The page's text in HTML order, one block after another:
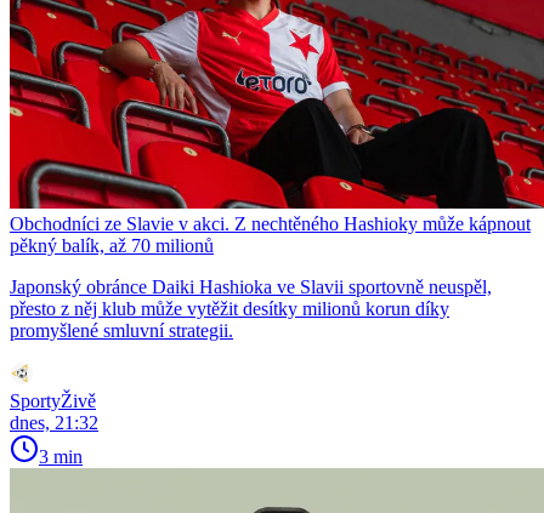
Obchodníci ze Slavie v akci. Z nechtěného Hashioky může kápnout
pěkný balík, až 70 milionů
Japonský obránce Daiki Hashioka ve Slavii sportovně neuspěl,
přesto z něj klub může vytěžit desítky milionů korun díky
promyšlené smluvní strategii.
SportyŽivě
dnes, 21:32
3 min